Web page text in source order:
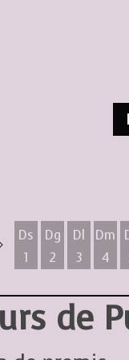
Ds
1
Dg
2
Dl
3
Dm
4
de